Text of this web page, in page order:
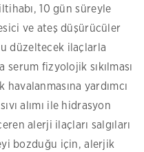
10 gün süreyle
ve ateş düşürücüler
düzeltecek ilaçlarla
fizyolojik sıkılması
yardımcı
alımı ile hidrasyon
alerji ilaçları salgıları
bozduğu için, alerjik